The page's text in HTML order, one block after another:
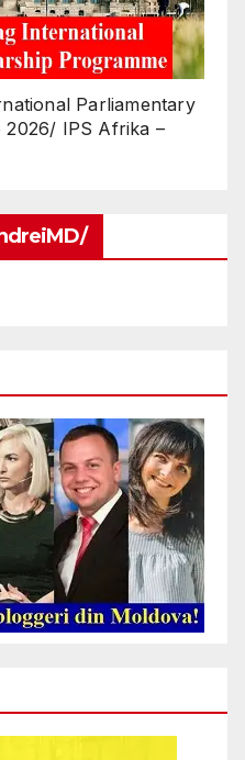
Parliamentary
2026/ IPS Afrika –